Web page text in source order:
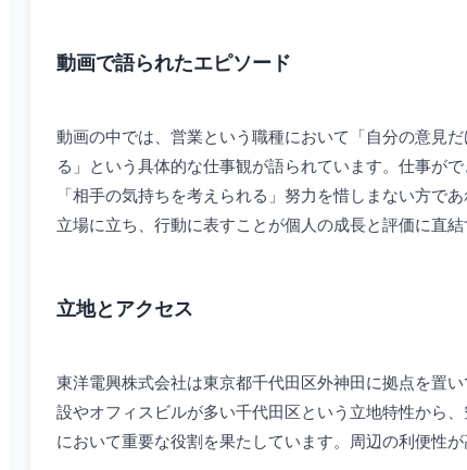
動画で語られたエピソード
動画の中では、営業という職種において「自分の意見
る」という具体的な仕事観が語られています。仕事が
「相手の気持ちを考えられる」努力を惜しまない方で
立場に立ち、行動に表すことが個人の成長と評価に直
立地とアクセス
東洋電興株式会社は東京都千代田区外神田に拠点を置
設やオフィスビルが多い千代田区という立地特性から
において重要な役割を果たしています。周辺の利便性